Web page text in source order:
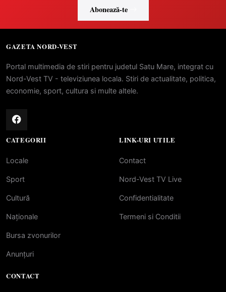
Abonează-te
GAZETA NORD-VEST
Portal multimedia de stiri pentru judetul Satu Mare, integrat cu
Nord-Vest TV - televiziunea locala. Stiri de actualitate, politica,
economie, sport, cultura si multe altele.
CATEGORII
Locale
Sport
Cultură
Naționale
Bursa zvonurilor
Anunțuri
LINK-URI UTILE
Contact
Nord-Vest TV Live
Confidentialitate
Termeni si Conditii
CONTACT